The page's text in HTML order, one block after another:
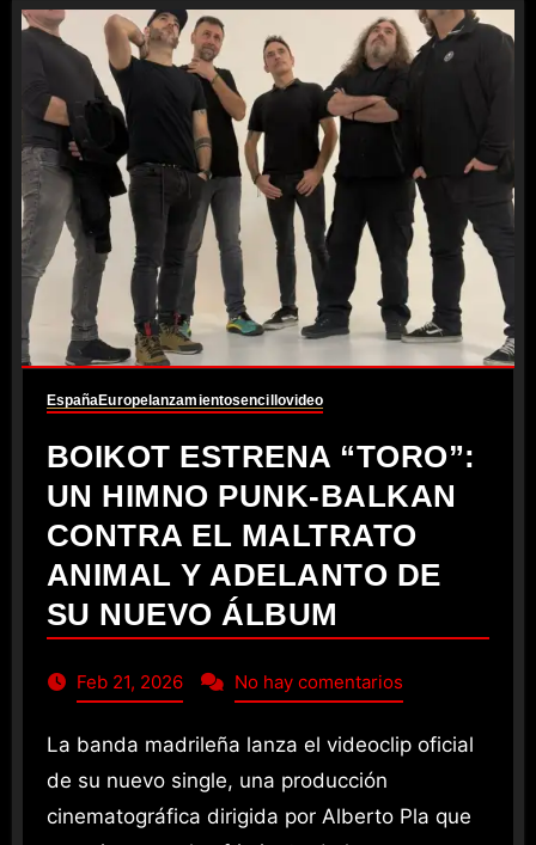
EspañaEuropelanzamientosencillovideo
BOIKOT ESTRENA “TORO”:
UN HIMNO PUNK-BALKAN
CONTRA EL MALTRATO
ANIMAL Y ADELANTO DE
SU NUEVO ÁLBUM
Feb 21, 2026 No hay comentarios
La banda madrileña lanza el videoclip oficial
de su nuevo single, una producción
cinematográfica dirigida por Alberto Pla que